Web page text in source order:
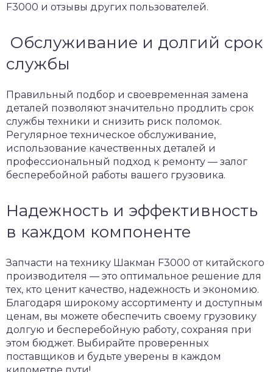
F3000 и отзывы других пользователей.
Обслуживание и долгий срок
службы
Правильный подбор и своевременная замена
деталей позволяют значительно продлить срок
службы техники и снизить риск поломок.
Регулярное техническое обслуживание,
использование качественных деталей и
профессиональный подход к ремонту — залог
бесперебойной работы вашего грузовика.
Надежность и эффективность
в каждом компоненте
Запчасти на технику Шакман F3000 от китайского
производителя — это оптимальное решение для
тех, кто ценит качество, надежность и экономию.
Благодаря широкому ассортименту и доступным
ценам, вы можете обеспечить своему грузовику
долгую и бесперебойную работу, сохраняя при
этом бюджет. Выбирайте проверенных
поставщиков и будьте уверены в каждом